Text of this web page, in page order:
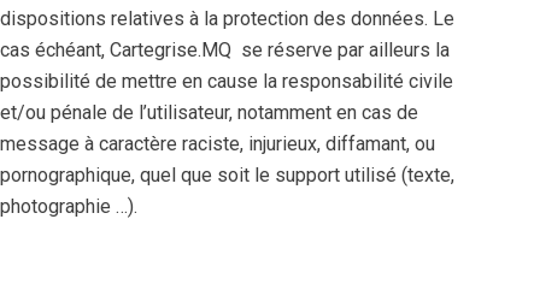
dispositions relatives à la protection des données. Le
cas échéant, Cartegrise.MQ se réserve par ailleurs la
possibilité de mettre en cause la responsabilité civile
et/ou pénale de l’utilisateur, notamment en cas de
message à caractère raciste, injurieux, diffamant, ou
pornographique, quel que soit le support utilisé (texte,
photographie …).